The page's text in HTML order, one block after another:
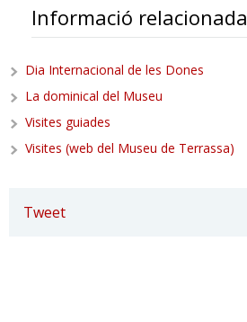
Informació relacionada
Dia Internacional de les Dones
La dominical del Museu
Visites guiades
Visites (web del Museu de Terrassa)
Tweet